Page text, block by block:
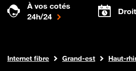
À vos cotés
24h/24
Boutique Orange
Internet fibre Grand-est Haut-